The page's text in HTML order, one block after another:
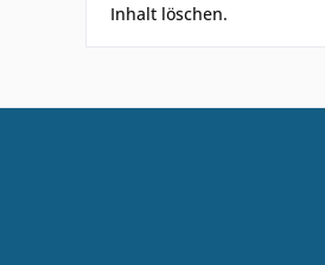
Inhalt löschen.